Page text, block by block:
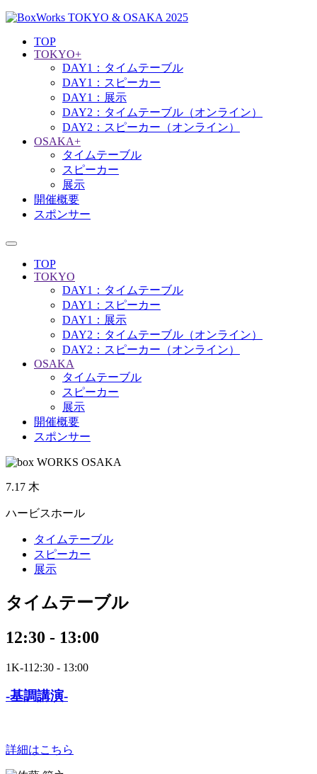
TOP
TOKYO+
DAY1：タイムテーブル
DAY1：スピーカー
DAY1：展示
DAY2：タイムテーブル（オンライン）
DAY2：スピーカー（オンライン）
OSAKA+
タイムテーブル
スピーカー
展示
開催概要
スポンサー
TOP
TOKYO
DAY1：タイムテーブル
DAY1：スピーカー
DAY1：展示
DAY2：タイムテーブル（オンライン）
DAY2：スピーカー（オンライン）
OSAKA
タイムテーブル
スピーカー
展示
開催概要
スポンサー
7.17 木
ハービスホール
タイムテーブル
スピーカー
展示
タイムテーブル
12:30 - 13:00
1K-112:30 - 13:00
-基調講演-
詳細はこちら